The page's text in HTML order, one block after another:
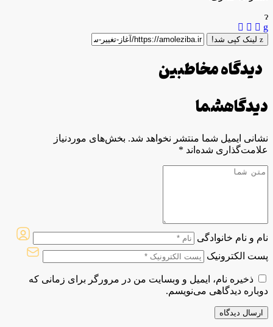
لینک کپی شد!
دیدگاه مخاطبین
دیدگاهشما
نشانی ایمیل شما منتشر نخواهد شد. بخش‌های موردنیاز
علامت‌گذاری شده‌اند *
نام و نام خانوادگی
پست الکترونیک
ذخیره نام، ایمیل و وبسایت من در مرورگر برای زمانی که
دوباره دیدگاهی می‌نویسم.